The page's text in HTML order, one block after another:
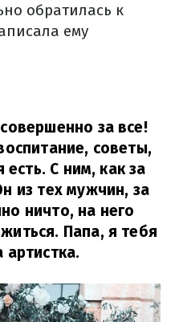
обратилась к
ему
за все!
советы,
С ним, как за
из тех мужчин, за
ничто, на него
Папа, я тебя
артистка.